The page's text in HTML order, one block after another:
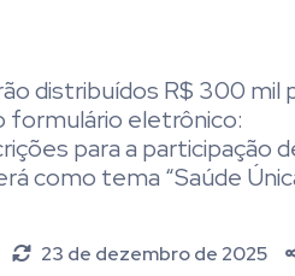
distribuídos R$ 300 mil
formulário eletrônico:
para a participação
como tema “Saúde
23 de dezembro de 2025